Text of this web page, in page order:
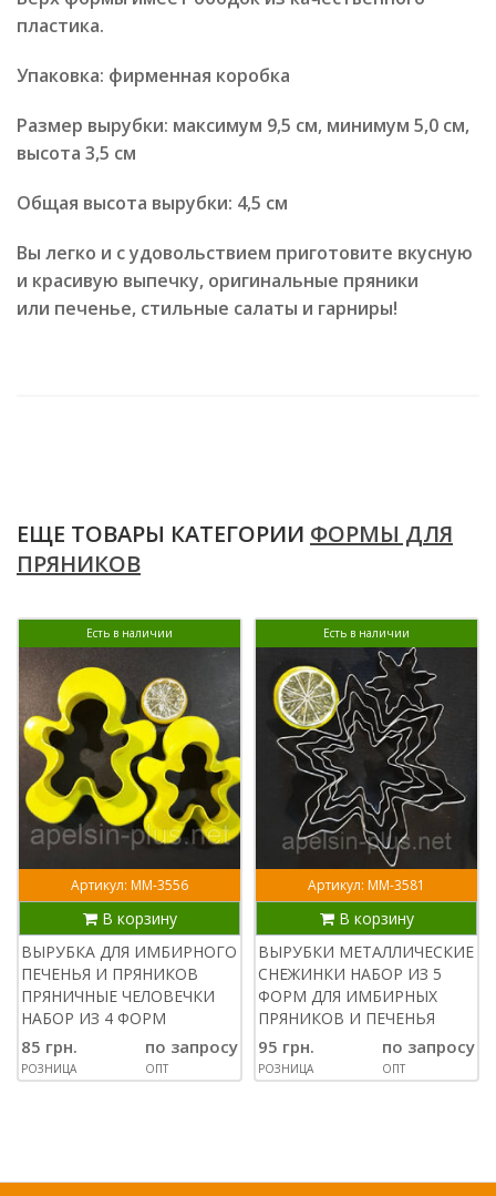
пластика.
Упаковка: фирменная коробка
Размер вырубки: максимум 9,5 см, минимум 5,0 см,
высота 3,5 см
Общая высота вырубки: 4,5 см
Вы легко и с удовольствием приготовите вкусную
и красивую выпечку, оригинальные пряники
или печенье, стильные салаты и гарниры!
ЕЩЕ ТОВАРЫ КАТЕГОРИИ ФОРМЫ ДЛЯ
ПРЯНИКОВ
Есть в наличии
Артикул: ММ-3556
В корзину
ВЫРУБКА ДЛЯ ИМБИРНОГО
ПЕЧЕНЬЯ И ПРЯНИКОВ
ПРЯНИЧНЫЕ ЧЕЛОВЕЧКИ
НАБОР ИЗ 4 ФОРМ
85 грн.
РОЗНИЦА
по запросу
ОПТ
Есть в наличии
Артикул: ММ-3581
В корзину
ВЫРУБКИ МЕТАЛЛИЧЕСКИЕ
СНЕЖИНКИ НАБОР ИЗ 5
ФОРМ ДЛЯ ИМБИРНЫХ
ПРЯНИКОВ И ПЕЧЕНЬЯ
95 грн.
РОЗНИЦА
по запросу
ОПТ